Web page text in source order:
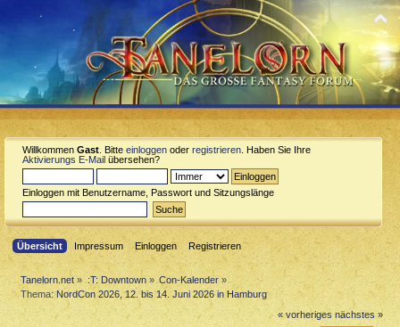
Willkommen Gast . Bitte einloggen oder registrieren . Haben Sie Ihre
Aktivierungs E-Mail übersehen?
Einloggen mit Benutzername, Passwort und Sitzungslänge
Übersicht Impressum Einloggen Registrieren
Tanelorn.net » :T: Downtown» Con-Kalender »
Thema: NordCon 2026, 12. bis 14. Juni 2026 in Hamburg
« vorheriges nächstes »